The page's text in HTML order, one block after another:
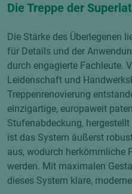
Die Treppe der
Die Stärke des Überlegenen
für Details und der
durch engagierte Fachleute.
Leidenschaft und
Treppenrenovierung
einzigartige, europaweit
Stufenabdeckung,
ist das System äußerst
aus, wodurch herkömmliche
werden. Mit maximalen
dieses System klare,